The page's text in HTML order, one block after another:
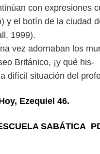
con expresiones
y el botín de la ciudad
1999).
vez adornaban los
Británico, ¡y qué his-
difícil situación del
Ezequiel 46.
SABÁTICA